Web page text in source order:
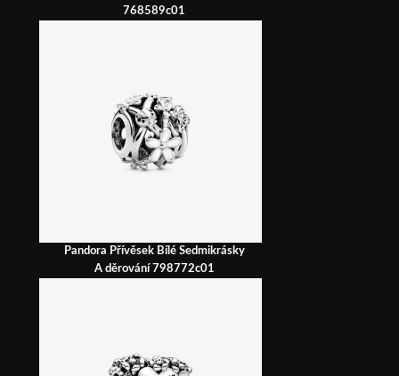
768589c01
Pandora Přívěsek Bílé Sedmikrásky
A děrování 798772c01